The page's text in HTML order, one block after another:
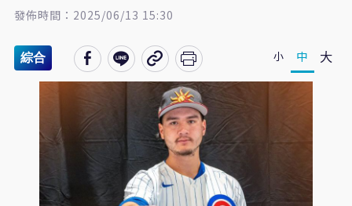
發佈時間：2025/06/13 15:30
綜合 小 中 大